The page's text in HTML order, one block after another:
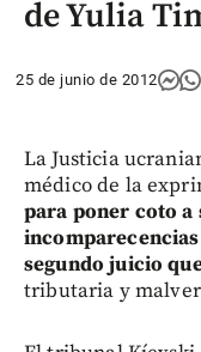
de Yulia
25 de junio de 2012
La Justicia
médico de la
para poner coto a
segundo juicio
tributaria y